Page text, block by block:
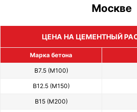
Москве
ЦЕНА НА ЦЕМЕНТНЫЙ
Марка бетона
В7.5 (М100)
В12.5 (М150)
В15 (М200)